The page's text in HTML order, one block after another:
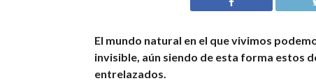
El mundo natural en el que vivimos
invisible, aún siendo de esta forma estos
entrelazados.